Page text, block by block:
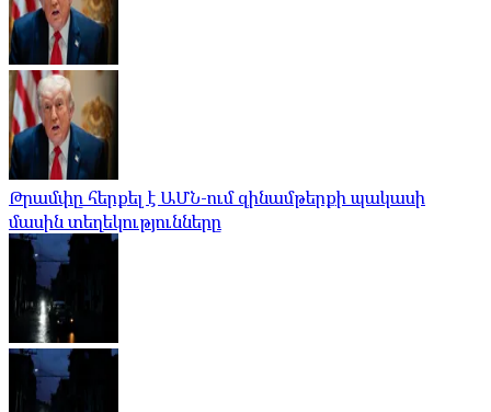
Թրամփը հերքել է ԱՄՆ-ում զինամթերքի պակասի
մասին տեղեկությունները